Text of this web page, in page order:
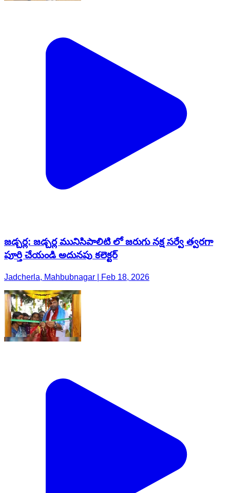
జడ్చర్ల: జడ్చర్ల మునిసిపాలిటి లో జరుగు నక్ష సర్వే త్వరగా
పూర్తి చేయండి అదునపు కలెక్టర్
Jadcherla, Mahbubnagar | Feb 18, 2026